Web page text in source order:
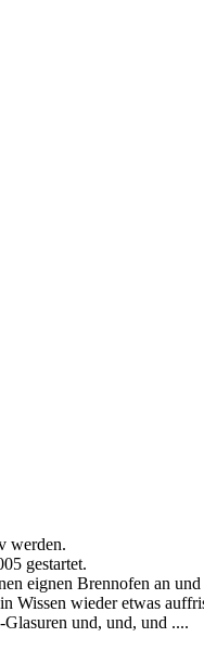
werden.
gestartet.
eignen Brennofen an
Wissen wieder etwas
und, und, und ....